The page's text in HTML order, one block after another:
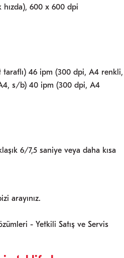
hızda), 600 x 600 dpi
46 ipm (300 dpi, A4 renkli,
s/b) 40 ipm (300 dpi, A4
6/7,5 saniye veya daha kısa
arayınız.
- Yetkili Satış ve Servis